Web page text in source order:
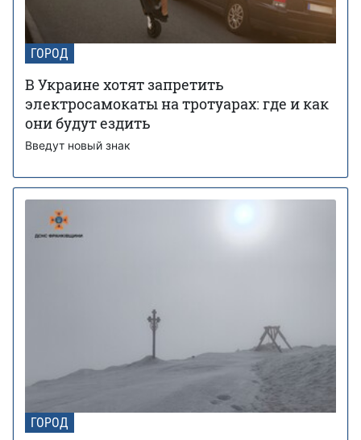
ГОРОД
В Украине хотят запретить
электросамокаты на тротуарах: где и как
они будут ездить
Введут новый знак
ГОРОД